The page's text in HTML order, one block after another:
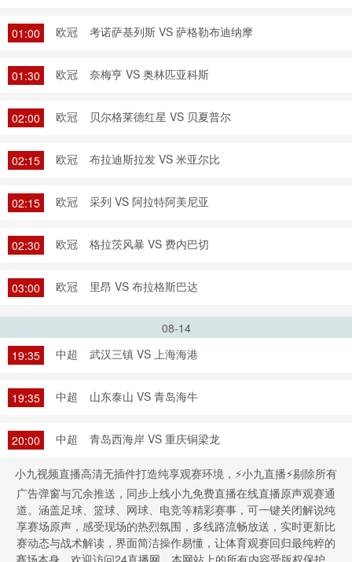
01:00 欧冠 考诺萨基列斯 VS 萨格勒布迪纳摩
01:30 欧冠 奈梅亨 VS 奥林匹亚科斯
02:00 欧冠 贝尔格莱德红星 VS 贝夏普尔
02:15 欧冠 布拉迪斯拉发 VS 米亚尔比
02:15 欧冠 采列 VS 阿拉特阿美尼亚
02:30 欧冠 格拉茨风暴 VS 费内巴切
03:00 欧冠 里昂 VS 布拉格斯巴达
08-14
19:35
中超 武汉三镇 VS 上海海港
19:35 中超 山东泰山 VS 青岛海牛
20:00 中超 青岛西海岸 VS 重庆铜梁龙
小九视频直播高清无插件打造纯享观赛环境，⚡小九直播⚡剔除所有
广告弹窗与冗余推送，同步上线小九免费直播在线直播原声观赛通
道。涵盖足球、篮球、网球、电竞等精彩赛事，可一键关闭解说纯
享赛场原声，感受现场的热烈氛围，多线路流畅放送，实时更新比
赛动态与战术解读，界面简洁操作易懂，让体育观赛回归最纯粹的
赛场本身。欢迎访问24直播网，本网站上的所有内容受版权保护。